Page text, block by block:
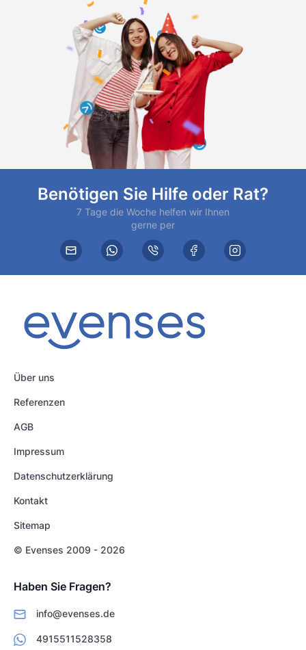
Benötigen Sie Hilfe oder Rat?
7 Tage die Woche helfen wir Ihnen
gerne per
Über uns
Referenzen
AGB
Impressum
Datenschutzerklärung
Kontakt
Sitemap
© Evenses 2009 - 2026
Haben Sie Fragen?
info@evenses.de
4915511528358